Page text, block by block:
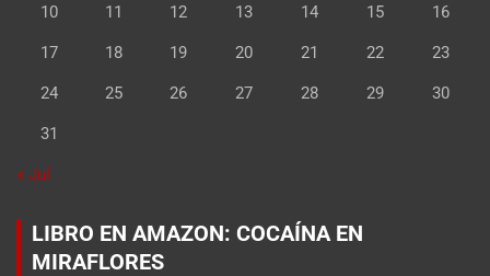
10 11 12 13 14 15 16
17 18 19 20 21 22 23
24 25 26 27 28 29 30
31
« Jul
LIBRO EN AMAZON: COCAÍNA EN
MIRAFLORES